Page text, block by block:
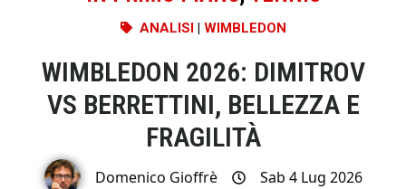
ANALISI| WIMBLEDON
WIMBLEDON 2026: DIMITROV
VS BERRETTINI, BELLEZZA E
FRAGILITÀ
Domenico Gioffrè Sab 4 Lug 2026